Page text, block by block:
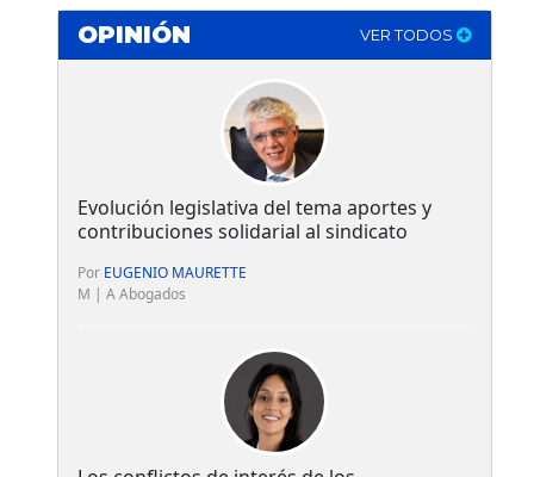
OPINIÓN VER TODOS
Evolución legislativa del tema aportes y
contribuciones solidarial al sindicato
Por EUGENIO MAURETTE
M | A Abogados